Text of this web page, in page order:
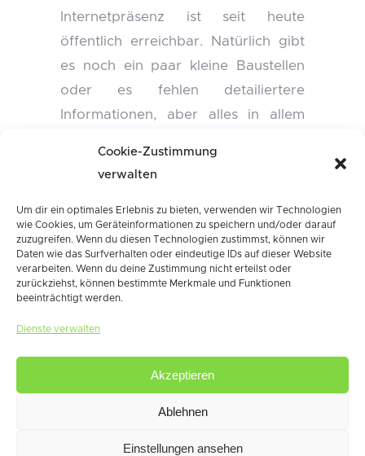
Cookie-Zustimmung
verwalten
Um dir ein optimales Erlebnis zu bieten, verwenden wir Technologien
wie Cookies, um Geräteinformationen zu speichern und/oder darauf
zuzugreifen. Wenn du diesen Technologien zustimmst, können wir
Daten wie das Surfverhalten oder eindeutige IDs auf dieser Website
verarbeiten. Wenn du deine Zustimmung nicht erteilst oder
zurückziehst, können bestimmte Merkmale und Funktionen
beeinträchtigt werden.
Dienste verwalten
Akzeptieren
Ablehnen
Einstellungen ansehen
Internetpräsenz ist seit heute
öffentlich erreichbar. Natürlich gibt
es noch ein paar kleine Baustellen
oder es fehlen detailiertere
Informationen, aber alles in allem
Share Tweet Pin it
ZUR ÜBERSICHT